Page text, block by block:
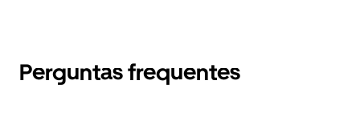
Perguntas frequentes